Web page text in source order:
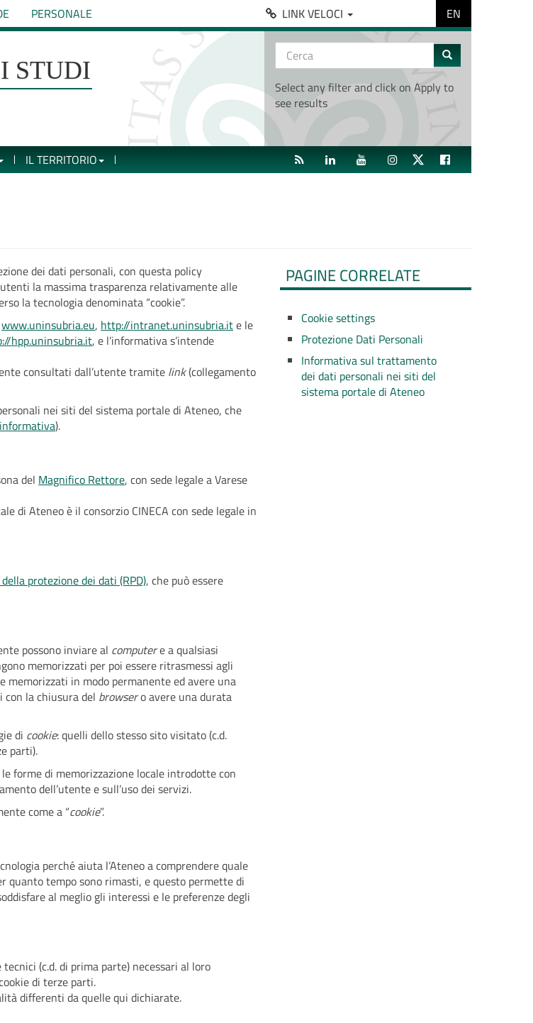
PERSONALE LINK VELOCI EN
STUDI
Form
di
ricerca
Select any filter and click on Apply to
see results
IL TERRITORIO TWITTER
INSTAGRAM
YOUTUBE
LINKEDIN
dei dati personali, con questa policy
la massima trasparenza relativamente alle
la tecnologia denominata “cookie”.
www.uninsubria.eu, http://intranet.uninsubria.ite le
hpp.uninsubria.it, e l’informativa s’intende
consultati dall’utente tramite link(collegamento
nei siti del sistema portale di Ateneo, che
).
del Magnifico Rettore, con sede legale a Varese
di Ateneo è il consorzio CINECA con sede legale in
protezione dei dati (RPD), che può essere
possono inviare al computere a qualsiasi
memorizzati per poi essere ritrasmessi agli
memorizzati in modo permanente ed avere una
con la chiusura del browsero avere una durata
di cookie: quelli dello stesso sito visitato (c.d.
parti).
forme di memorizzazione locale introdotte con
dell’utente e sull’uso dei servizi.
come a “cookie”.
perché aiuta l’Ateneo a comprendere quale
quanto tempo sono rimasti, e questo permette di
al meglio gli interessi e le preferenze degli
(c.d. di prima parte) necessari al loro
di terze parti.
differenti da quelle qui dichiarate.
PAGINE CORRELATE
Cookie settings
Protezione Dati Personali
Informativa sul trattamento
dei dati personali nei siti del
sistema portale di Ateneo